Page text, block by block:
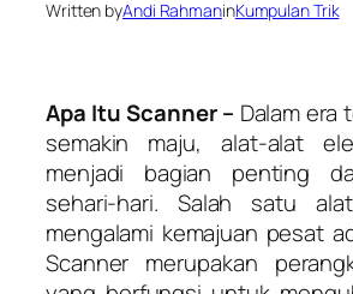
Written byAndi RahmaninKumpulan Trik
Apa ItuScanner – Dalam era
semakin maju, alat-alat
menjadi bagian penting
sehari-hari. Salah satu
mengalami kemajuan pesat
Scanner merupakan